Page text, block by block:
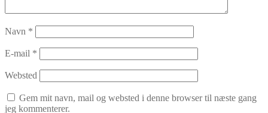
Navn *
E-mail *
Websted
Gem mit navn, mail og websted i denne browser til næste gang
jeg kommenterer.